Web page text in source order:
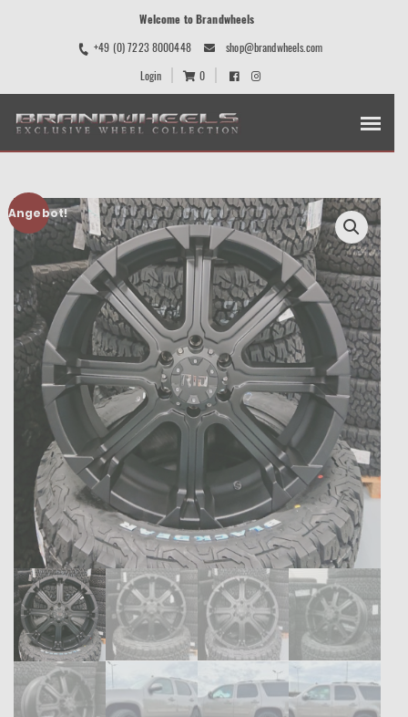
Welcome to Brandwheels
+49 (0) 7223 8000448
shop@brandwheels.com
Login
0
Angebot!